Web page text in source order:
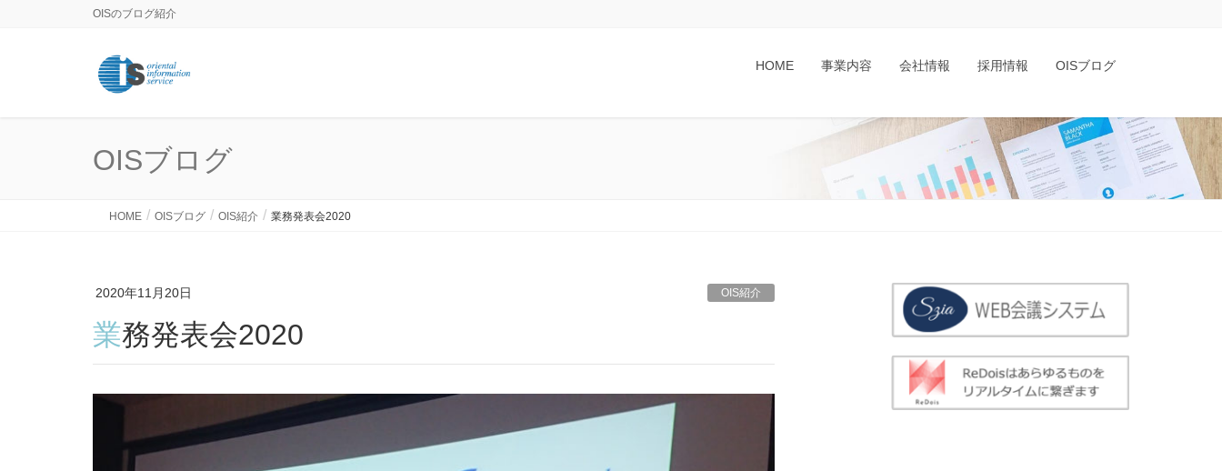
OISのブログ紹介
HOME 事業内容 会社情報 採用情報 OISブログ
OISブログ
HOME OISブログ OIS紹介 業務発表会2020
2020年11月20日 OIS紹介
業務発表会2020